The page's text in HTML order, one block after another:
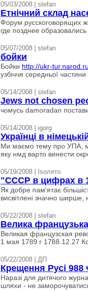
05/03/2008 | stefan
Етнічний склад
Форум русскоговорящих
где позднее
05/07/2008 | stefan
бойки
Бойки http://ukr-
узбіччя середньої
05/14/2008 | stefan
Jews not chosen
чомусь damoradan
05/14/2008 | igorg
Українці в
Ми маємо тему про УПА,
яку нмд варто винести
05/19/2008 | Isoлято
"СССР в цифрах в
Як добре пам'ятає
висвітлені значно ширше,
05/22/2008 | stefan
Велика
Великая французская
1 мая 1789 г 1788.12.27
05/22/2008 | ДП
Крещення Русі
Наразі для дитячого
шляхи - не